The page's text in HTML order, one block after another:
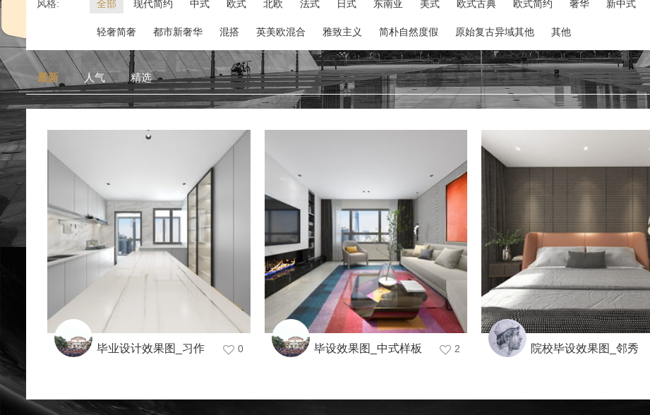
风格: 全部 现代简约 中式 欧式 北欧 法式 日式 东南亚 美式 欧式古典 欧式简约 奢华 新中式
轻奢简奢 都市新奢华 混搭 英美欧混合 雅致主义 简朴自然度假 原始复古异域其他 其他
最新 人气 精选
毕业设计效果图_习作 0
毕设效果图_中式样板
2
院校毕设效果图_邻秀